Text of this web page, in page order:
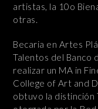
artistas, la 10o
otras.
Becaria en Artes
Talentos del Banco
realizar un MA in
College of Art and
obtuvo la distinción